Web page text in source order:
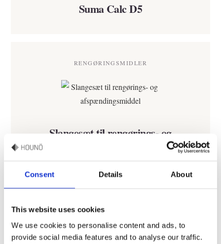
Consent Details About
This website uses cookies
We use cookies to personalise content and ads, to
provide social media features and to analyse our traffic.
Suma Calc D5
RENGØRINGSMIDLER
Slangesæt til rengørings- og
RENGØRINGSMIDLER